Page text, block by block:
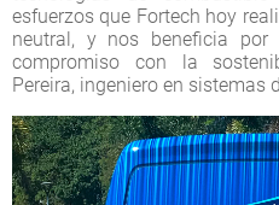
esfuerzos que Fortech hoy
neutral, y nos beneficia por
compromiso con la
Pereira, ingeniero en sistemas